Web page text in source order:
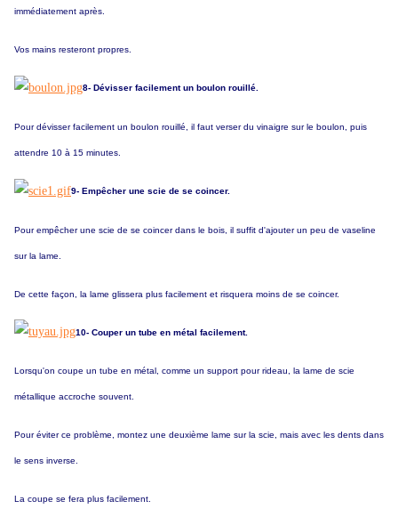
immédiatement après.
Vos mains resteront propres.
8- Dévisser facilement un boulon rouillé.
Pour dévisser facilement un boulon rouillé, il faut verser du vinaigre sur le boulon, puis
attendre 10 à 15 minutes.
9- Empêcher une scie de se coincer.
Pour empêcher une scie de se coincer dans le bois, il suffit d'ajouter un peu de vaseline
sur la lame.
De cette façon, la lame glissera plus facilement et risquera moins de se coincer.
10- Couper un tube en métal facilement.
Lorsqu'on coupe un tube en métal, comme un support pour rideau, la lame de scie
métallique accroche souvent.
Pour éviter ce problème, montez une deuxième lame sur la scie, mais avec les dents dans
le sens inverse.
La coupe se fera plus facilement.